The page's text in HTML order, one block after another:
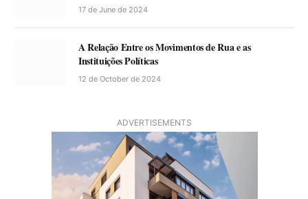
17 de June de 2024
A Relação Entre os Movimentos de Rua e as
Instituições Políticas
12 de October de 2024
ADVERTISEMENTS